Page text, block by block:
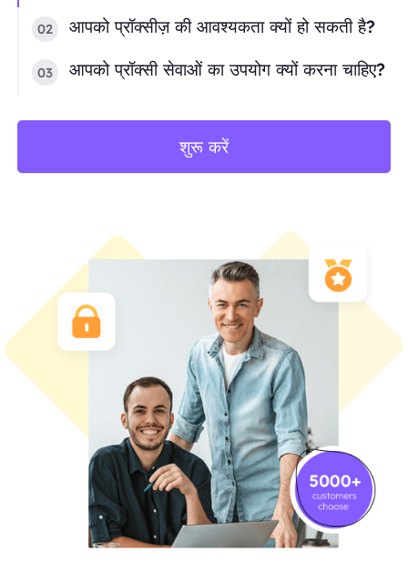
02 आपको प्रॉक्सीज़ की आवश्यकता क्यों हो सकती है?
03 आपको प्रॉक्सी सेवाओं का उपयोग क्यों करना चाहिए?
शुरू करें